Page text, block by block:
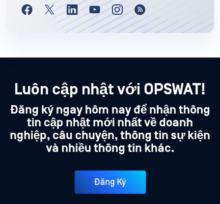
Luôn cập nhật với OPSWAT!
Đăng ký ngay hôm nay để nhận thông
tin cập nhật mới nhất về doanh
nghiệp, câu chuyện, thông tin sự kiện
và nhiều thông tin khác.
Đăng Ký